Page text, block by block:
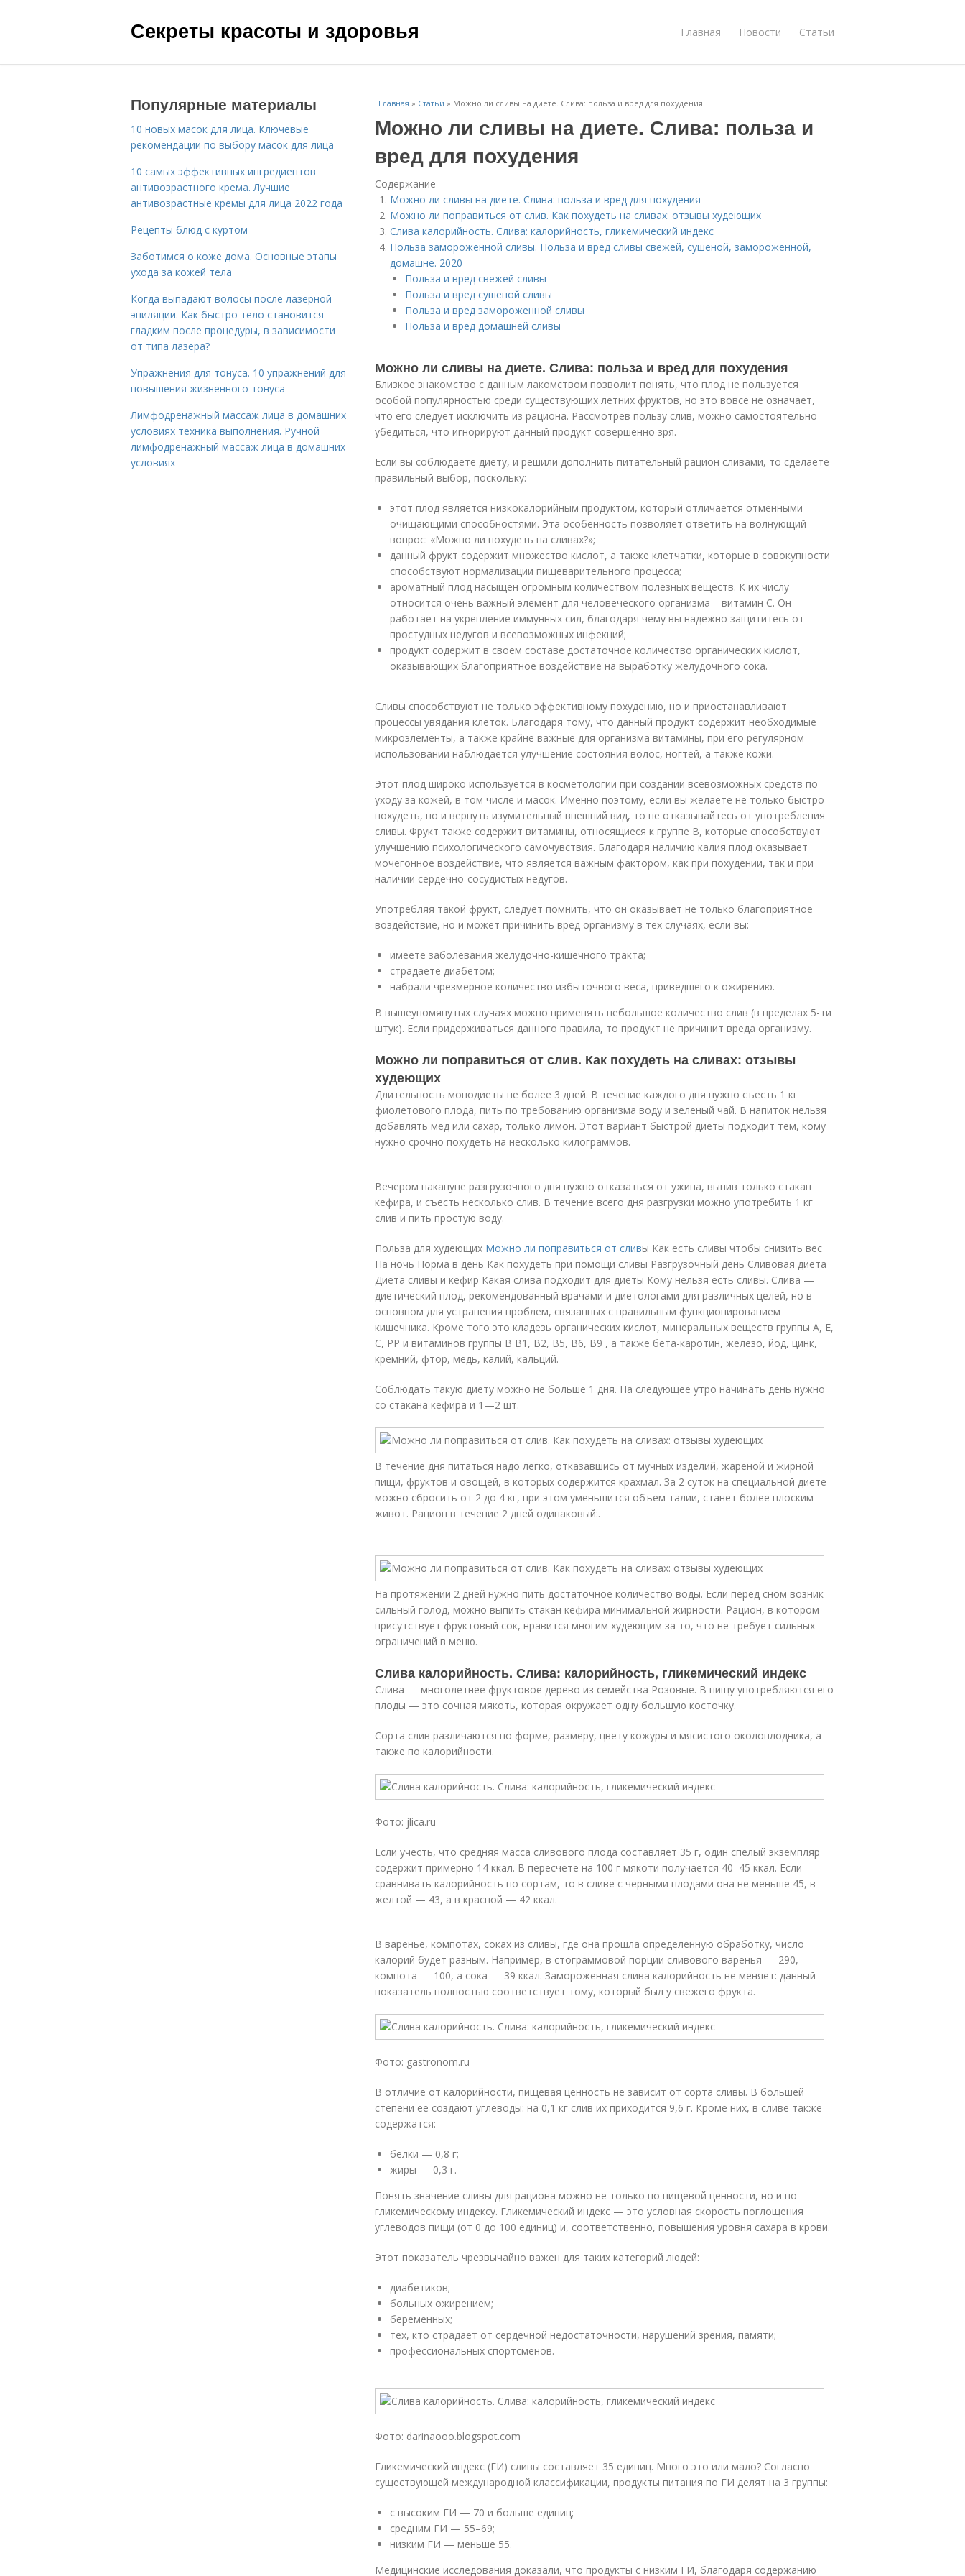
Секреты красоты и здоровья Главная Новости Статьи
Главная » Статьи » Можно ли сливы на диете. Слива: польза и вред для похудения
Можно ли сливы на диете. Слива: польза и
вред для похудения
Содержание
Можно ли сливы на диете. Слива: польза и вред для похудения
Можно ли поправиться от слив. Как похудеть на сливах: отзывы худеющих
Слива калорийность. Слива: калорийность, гликемический индекс
Польза замороженной сливы. Польза и вред сливы свежей, сушеной, замороженной,
домашне. 2020
Польза и вред свежей сливы
Польза и вред сушеной сливы
Польза и вред замороженной сливы
Польза и вред домашней сливы
Можно ли сливы на диете. Слива: польза и вред для похудения
Близкое знакомство с данным лакомством позволит понять, что плод не пользуется
особой популярностью среди существующих летних фруктов, но это вовсе не означает,
что его следует исключить из рациона. Рассмотрев пользу слив, можно самостоятельно
убедиться, что игнорируют данный продукт совершенно зря.
Если вы соблюдаете диету, и решили дополнить питательный рацион сливами, то сделаете
правильный выбор, поскольку:
этот плод является низкокалорийным продуктом, который отличается отменными
очищающими способностями. Эта особенность позволяет ответить на волнующий
вопрос: «Можно ли похудеть на сливах?»;
данный фрукт содержит множество кислот, а также клетчатки, которые в совокупности
способствуют нормализации пищеварительного процесса;
ароматный плод насыщен огромным количеством полезных веществ. К их числу
относится очень важный элемент для человеческого организма – витамин С. Он
работает на укрепление иммунных сил, благодаря чему вы надежно защититесь от
простудных недугов и всевозможных инфекций;
продукт содержит в своем составе достаточное количество органических кислот,
оказывающих благоприятное воздействие на выработку желудочного сока.
Сливы способствуют не только эффективному похудению, но и приостанавливают
процессы увядания клеток. Благодаря тому, что данный продукт содержит необходимые
микроэлементы, а также крайне важные для организма витамины, при его регулярном
использовании наблюдается улучшение состояния волос, ногтей, а также кожи.
Этот плод широко используется в косметологии при создании всевозможных средств по
уходу за кожей, в том числе и масок. Именно поэтому, если вы желаете не только быстро
похудеть, но и вернуть изумительный внешний вид, то не отказывайтесь от употребления
сливы. Фрукт также содержит витамины, относящиеся к группе В, которые способствуют
улучшению психологического самочувствия. Благодаря наличию калия плод оказывает
мочегонное воздействие, что является важным фактором, как при похудении, так и при
наличии сердечно-сосудистых недугов.
Употребляя такой фрукт, следует помнить, что он оказывает не только благоприятное
воздействие, но и может причинить вред организму в тех случаях, если вы:
имеете заболевания желудочно-кишечного тракта;
страдаете диабетом;
набрали чрезмерное количество избыточного веса, приведшего к ожирению.
В вышеупомянутых случаях можно применять небольшое количество слив (в пределах 5-ти
штук). Если придерживаться данного правила, то продукт не причинит вреда организму.
Можно ли поправиться от слив. Как похудеть на сливах: отзывы
худеющих
Длительность монодиеты не более 3 дней. В течение каждого дня нужно съесть 1 кг
фиолетового плода, пить по требованию организма воду и зеленый чай. В напиток нельзя
добавлять мед или сахар, только лимон. Этот вариант быстрой диеты подходит тем, кому
нужно срочно похудеть на несколько килограммов.
Вечером накануне разгрузочного дня нужно отказаться от ужина, выпив только стакан
кефира, и съесть несколько слив. В течение всего дня разгрузки можно употребить 1 кг
слив и пить простую воду.
Польза для худеющих Можно ли поправиться от сливы Как есть сливы чтобы снизить вес
На ночь Норма в день Как похудеть при помощи сливы Разгрузочный день Сливовая диета
Диета сливы и кефир Какая слива подходит для диеты Кому нельзя есть сливы. Слива —
диетический плод, рекомендованный врачами и диетологами для различных целей, но в
основном для устранения проблем, связанных с правильным функционированием
кишечника. Кроме того это кладезь органических кислот, минеральных веществ группы А, Е,
С, РР и витаминов группы В В1, В2, В5, В6, В9 , а также бета-каротин, железо, йод, цинк,
кремний, фтор, медь, калий, кальций.
Соблюдать такую диету можно не больше 1 дня. На следующее утро начинать день нужно
со стакана кефира и 1—2 шт.
В течение дня питаться надо легко, отказавшись от мучных изделий, жареной и жирной
пищи, фруктов и овощей, в которых содержится крахмал. За 2 суток на специальной диете
можно сбросить от 2 до 4 кг, при этом уменьшится объем талии, станет более плоским
живот. Рацион в течение 2 дней одинаковый:.
На протяжении 2 дней нужно пить достаточное количество воды. Если перед сном возник
сильный голод, можно выпить стакан кефира минимальной жирности. Рацион, в котором
присутствует фруктовый сок, нравится многим худеющим за то, что не требует сильных
ограничений в меню.
Слива калорийность. Слива: калорийность, гликемический индекс
Слива — многолетнее фруктовое дерево из семейства Розовые. В пищу употребляются его
плоды — это сочная мякоть, которая окружает одну большую косточку.
Сорта слив различаются по форме, размеру, цвету кожуры и мясистого околоплодника, а
также по калорийности.
Фото: jlica.ru
Если учесть, что средняя масса сливового плода составляет 35 г, один спелый экземпляр
содержит примерно 14 ккал. В пересчете на 100 г мякоти получается 40–45 ккал. Если
сравнивать калорийность по сортам, то в сливе с черными плодами она не меньше 45, в
желтой — 43, а в красной — 42 ккал.
В варенье, компотах, соках из сливы, где она прошла определенную обработку, число
калорий будет разным. Например, в стограммовой порции сливового варенья — 290,
компота — 100, а сока — 39 ккал. Замороженная слива калорийность не меняет: данный
показатель полностью соответствует тому, который был у свежего фрукта.
Фото: gastronom.ru
В отличие от калорийности, пищевая ценность не зависит от сорта сливы. В большей
степени ее создают углеводы: на 0,1 кг слив их приходится 9,6 г. Кроме них, в сливе также
содержатся:
белки — 0,8 г;
жиры — 0,3 г.
Понять значение сливы для рациона можно не только по пищевой ценности, но и по
гликемическому индексу. Гликемический индекс — это условная скорость поглощения
углеводов пищи (от 0 до 100 единиц) и, соответственно, повышения уровня сахара в крови.
Этот показатель чрезвычайно важен для таких категорий людей:
диабетиков;
больных ожирением;
беременных;
тех, кто страдает от сердечной недостаточности, нарушений зрения, памяти;
профессиональных спортсменов.
Фото: darinaooo.blogspot.com
Гликемический индекс (ГИ) сливы составляет 35 единиц. Много это или мало? Согласно
существующей международной классификации, продукты питания по ГИ делят на 3 группы:
с высоким ГИ — 70 и больше единиц;
средним ГИ — 55–69;
низким ГИ — меньше 55.
Медицинские исследования доказали, что продукты с низким ГИ, благодаря содержанию
Популярные материалы
10 новых масок для лица. Ключевые
рекомендации по выбору масок для лица
10 самых эффективных ингредиентов
антивозрастного крема. Лучшие
антивозрастные кремы для лица 2022 года
Рецепты блюд с куртом
Заботимся о коже дома. Основные этапы
ухода за кожей тела
Когда выпадают волосы после лазерной
эпиляции. Как быстро тело становится
гладким после процедуры, в зависимости
от типа лазера?
Упражнения для тонуса. 10 упражнений для
повышения жизненного тонуса
Лимфодренажный массаж лица в домашних
условиях техника выполнения. Ручной
лимфодренажный массаж лица в домашних
условиях